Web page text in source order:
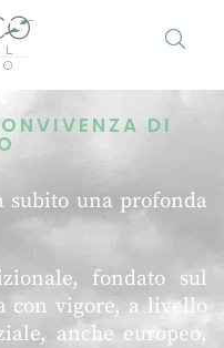
DI
una profonda
fondato sul
con vigore, a livello
anche europeo,